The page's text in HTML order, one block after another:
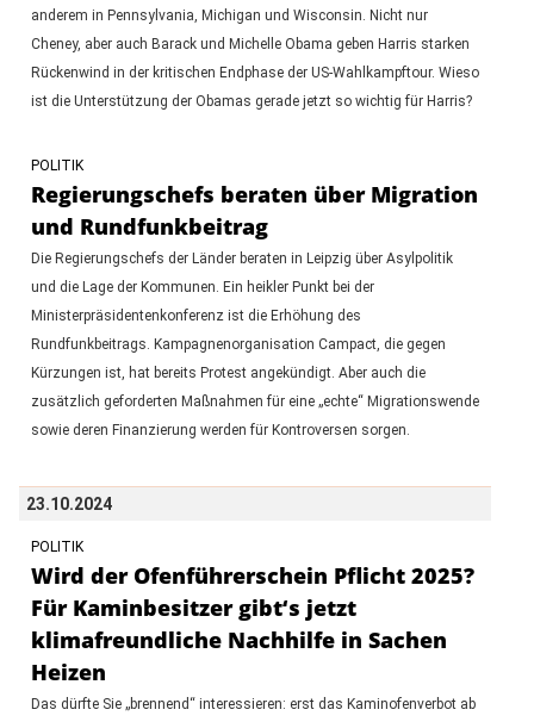
anderem in Pennsylvania, Michigan und Wisconsin. Nicht nur
Cheney, aber auch Barack und Michelle Obama geben Harris starken
Rückenwind in der kritischen Endphase der US-Wahlkampftour. Wieso
ist die Unterstützung der Obamas gerade jetzt so wichtig für Harris?
POLITIK
Regierungschefs beraten über Migration
und Rundfunkbeitrag
Die Regierungschefs der Länder beraten in Leipzig über Asylpolitik
und die Lage der Kommunen. Ein heikler Punkt bei der
Ministerpräsidentenkonferenz ist die Erhöhung des
Rundfunkbeitrags. Kampagnenorganisation Campact, die gegen
Kürzungen ist, hat bereits Protest angekündigt. Aber auch die
zusätzlich geforderten Maßnahmen für eine „echte“ Migrationswende
sowie deren Finanzierung werden für Kontroversen sorgen.
23.10.2024
POLITIK
Wird der Ofenführerschein Pflicht 2025?
Für Kaminbesitzer gibt‘s jetzt
klimafreundliche Nachhilfe in Sachen
Heizen
Das dürfte Sie „brennend“ interessieren: erst das Kaminofenverbot ab